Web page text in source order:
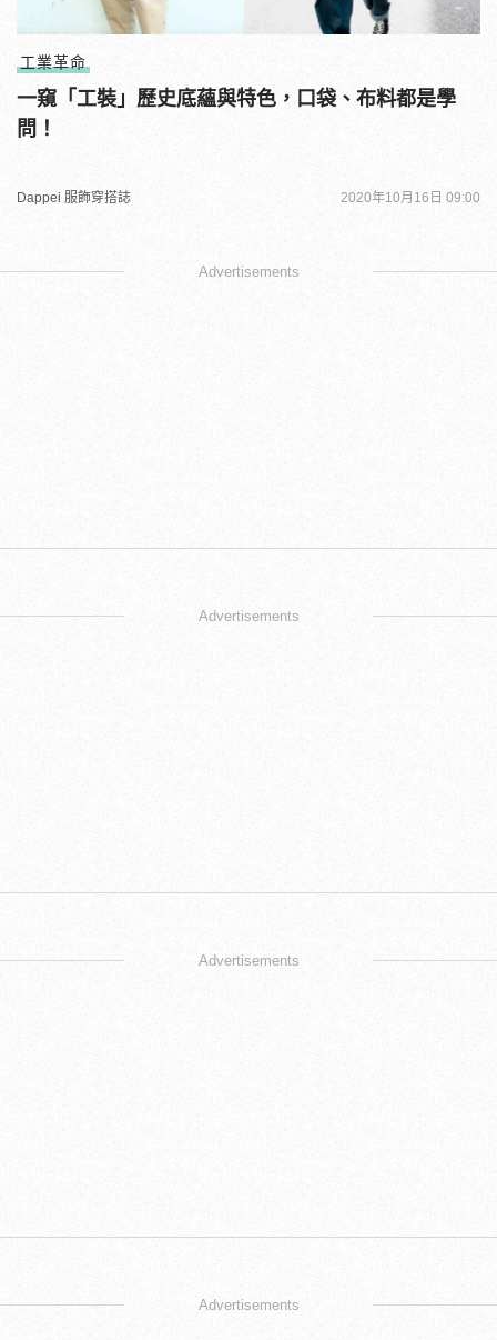
工業革命
一窺「工裝」歷史底蘊與特色，口袋、布料都是學
問！
Dappei 服飾穿搭誌 2020年10月16日 09:00
Advertisements
Advertisements
Advertisements
Advertisements